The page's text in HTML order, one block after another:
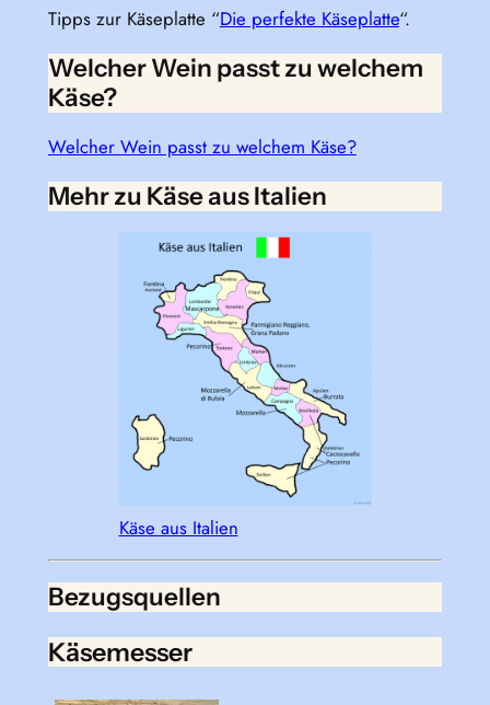
Tipps zur Käseplatte “Die perfekte Käseplatte“.
Welcher Wein passt zu welchem
Käse?
Welcher Wein passt zu welchem Käse?
Mehr zu Käse aus Italien
Käse aus Italien
Bezugsquellen
Käsemesser